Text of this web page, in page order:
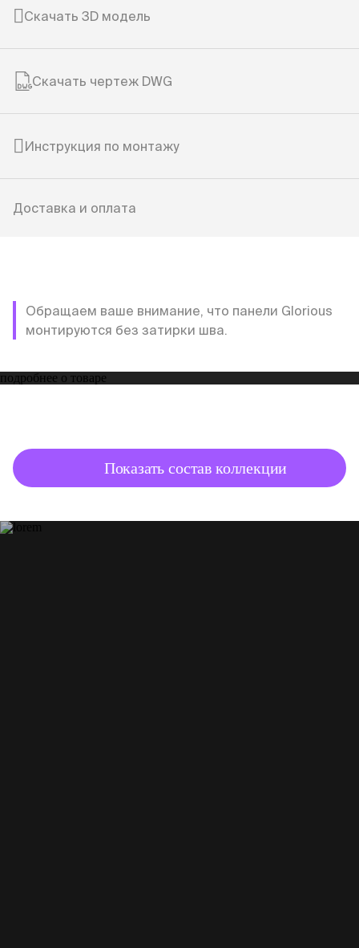
Скачать 3D модель
Скачать чертеж DWG
Инструкция по монтажу
Доставка и оплата
Обращаем ваше внимание, что панели Glorious
монтируются без затирки шва.
подробнее о товаре
Показать состав коллекции